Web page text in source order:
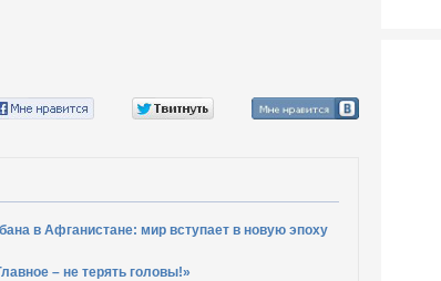
в Афганистане: мир вступает в новую эпоху
– не терять головы!»